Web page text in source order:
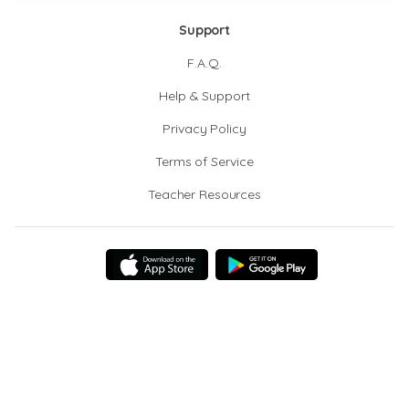
Support
F.A.Q.
Help & Support
Privacy Policy
Terms of Service
Teacher Resources